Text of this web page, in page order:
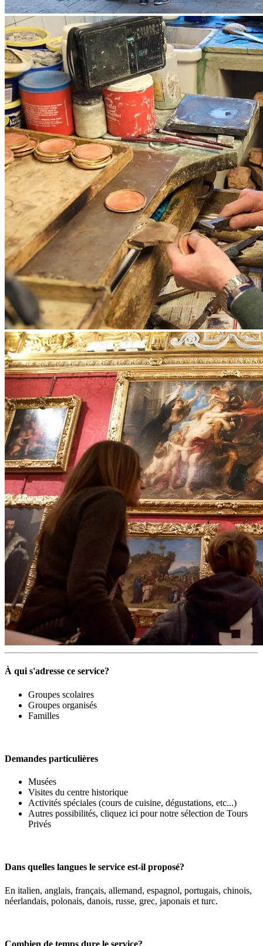
À qui s'adresse ce service?
Groupes scolaires
Groupes organisés
Familles
Demandes particulières
Musées
Visites du centre historique
Activités spéciales (cours de cuisine, dégustations, etc...)
Autres possibilités, cliquez ici pour notre sélection de Tours
Privés
Dans quelles langues le service est-il proposé?
En italien, anglais, français, allemand, espagnol, portugais, chinois,
néerlandais, polonais, danois, russe, grec, japonais et turc.
Combien de temps dure le service?